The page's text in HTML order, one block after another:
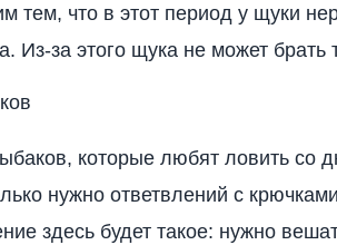
тем, что в этот период у щуки
Из-за этого щука не может брать
которые любят ловить со
нужно ответвлений с
здесь будет такое: нужно